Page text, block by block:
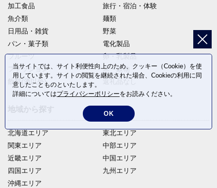
加工食品
旅行・宿泊・体験
魚介類
麺類
日用品・雑貨
野菜
パン・菓子類
電化製品
フルーツ
卵・乳製品
ファッション
米・穀物
飲料(酒以外)
北海道エリア
関東エリア
近畿エリア
四国エリア
沖縄エリア
東北エリア
中部エリア
中国エリア
九州エリア
当サイトでは、サイト利便性向上のため、クッキー（Cookie）を使
用しています。サイトの閲覧を継続された場合、Cookieの利用に同
意したことものといたします。
詳細についてはプライバシーポリシーをお読みください。
OK